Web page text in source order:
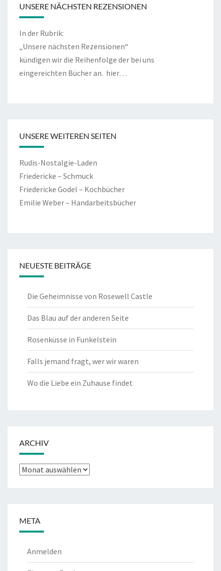
UNSERE NÄCHSTEN REZENSIONEN
In der Rubrik:
„Unsere nächsten Rezensionen“
kündigen wir die Reihenfolge der bei uns
eingereichten Bücher an. hier…
UNSERE WEITEREN SEITEN
Rudis-Nostalgie-Laden
Friedericke – Schmuck
Friedericke Godel – Kochbücher
Emilie Weber – Handarbeitsbücher
NEUESTE BEITRÄGE
Die Geheimnisse von Rosewell Castle
Das Blau auf der anderen Seite
Rosenküsse in Funkelstein
Falls jemand fragt, wer wir waren
Wo die Liebe ein Zuhause findet
ARCHIV
Archiv
META
Anmelden